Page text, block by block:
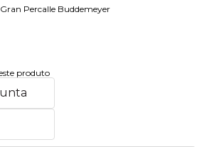
Percalle Buddemeyer
produto